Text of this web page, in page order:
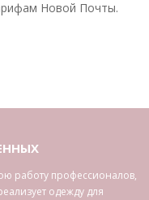
Новой Почты.
работу профессионалов,
одежду для